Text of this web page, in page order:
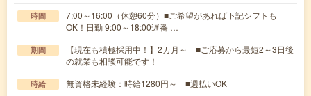
時間
7:00～16:00（休憩60分）■ご希望があれば下記シフトも
OK！日勤 9:00～18:00遅番 …
期間
【現在も積極採用中！】2カ月～ ■ご応募から最短2～3日後
の就業も相談可能です！
時給 無資格未経験：時給1280円～ ■週払いOK